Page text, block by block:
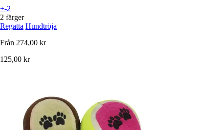
+-2
2 färger
Regatta Hundtröja
Från 274,00 kr
125,00 kr